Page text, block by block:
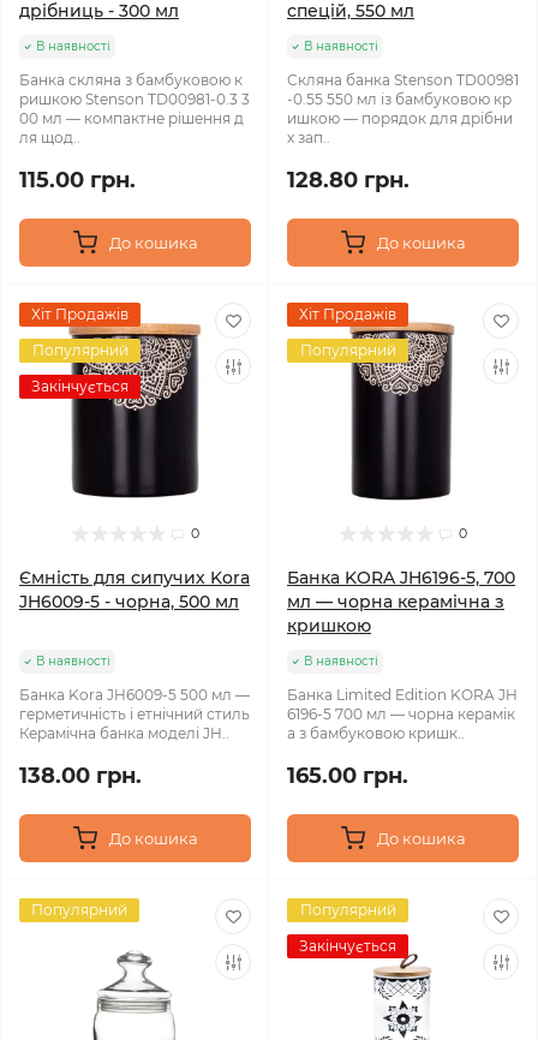
дрібниць - 300 мл
В наявності
Банка скляна з бамбуковою к
ришкою Stenson TD00981-0.3 3
00 мл — компактне рішення д
ля щод..
115.00 грн.
До кошика
спецій, 550 мл
В наявності
Скляна банка Stenson TD00981
-0.55 550 мл із бамбуковою кр
ишкою — порядок для дрібни
х зап..
128.80 грн.
До кошика
Хіт Продажів
Популярний
Закінчується
0
Ємність для сипучих Kora
JH6009-5 - чорна, 500 мл
В наявності
Банка Kora JH6009-5 500 мл —
герметичність і етнічний стиль
Керамічна банка моделі JH..
138.00 грн.
До кошика
Хіт Продажів
Популярний
0
Банка KORA JH6196-5, 700
мл — чорна керамічна з
кришкою
В наявності
Банка Limited Edition KORA JH
6196-5 700 мл — чорна керамік
а з бамбуковою кришк..
165.00 грн.
До кошика
Популярний
Популярний
Закінчується